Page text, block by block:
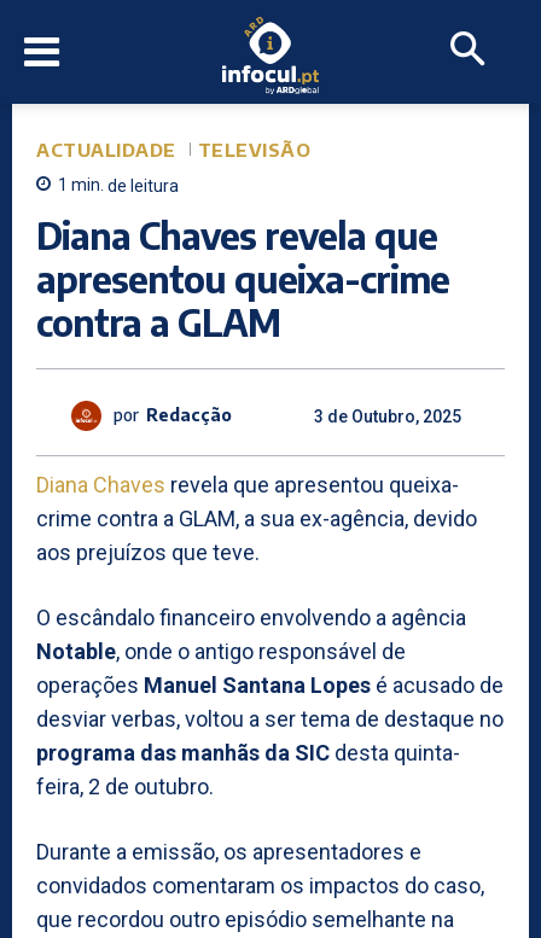
ACTUALIDADE TELEVISÃO
1 min. de leitura
Diana Chaves revela que
apresentou queixa-crime
contra a GLAM
por Redacção 3 de Outubro, 2025
Diana Chaves revela que apresentou queixa-
crime contra a GLAM, a sua ex-agência, devido
aos prejuízos que teve.
O escândalo financeiro envolvendo a agência
Notable, onde o antigo responsável de
operações Manuel Santana Lopes é acusado de
desviar verbas, voltou a ser tema de destaque no
programa das manhãs da SIC desta quinta-
feira, 2 de outubro.
Durante a emissão, os apresentadores e
convidados comentaram os impactos do caso,
que recordou outro episódio semelhante na